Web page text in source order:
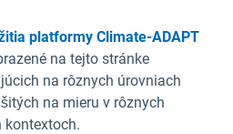
platformy Climate-ADAPT
na tejto stránke
na rôznych úrovniach
na mieru v rôznych
kontextoch.